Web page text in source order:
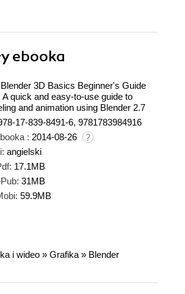
ebooka
Blender 3D Basics Beginner's Guide
A quick and easy-to-use guide to
and animation using Blender 2.7
17-839-8491-6, 9781783984916
: 2014-08-26
angielski
17.1MB
31MB
59.9MB
i wideo » Grafika » Blender